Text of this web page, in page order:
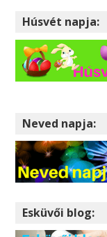
Húsvét napja:
Neved napja:
Esküvői blog: